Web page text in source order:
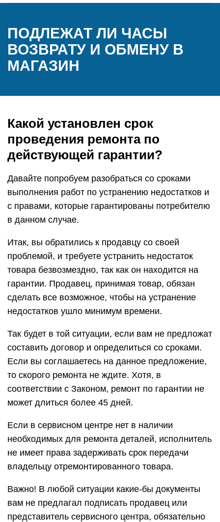
ПОДЛЕЖАТ ЛИ ЧАСЫ
ВОЗВРАТУ И ОБМЕНУ В
МАГАЗИН
Какой установлен срок
проведения ремонта по
действующей гарантии?
Давайте попробуем разобраться со сроками
выполнения работ по устранению недостатков и
с правами, которые гарантированы потребителю
в данном случае.
Итак, вы обратились к продавцу со своей
проблемой, и требуете устранить недостаток
товара безвозмездно, так как он находится на
гарантии. Продавец, принимая товар, обязан
сделать все возможное, чтобы на устранение
недостатков ушло минимум времени.
Так будет в той ситуации, если вам не предложат
составить договор и определиться со сроками.
Если вы соглашаетесь на данное предложение,
то скорого ремонта не ждите. Хотя, в
соответствии с Законом, ремонт по гарантии не
может длиться более 45 дней.
Если в сервисном центре нет в наличии
необходимых для ремонта деталей, исполнитель
не имеет права задерживать срок передачи
владельцу отремонтированного товара.
Важно! В любой ситуации какие-бы документы
вам не предлагал подписать продавец или
представитель сервисного центра, обязательно